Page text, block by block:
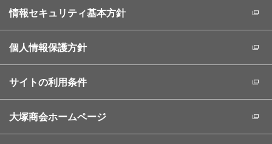
情報セキュリティ基本方針
個人情報保護方針
サイトの利用条件
大塚商会ホームページ